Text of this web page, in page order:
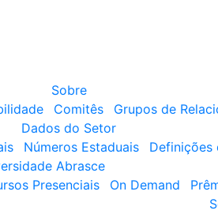
Sobre
Comitês Grupos de
Dados do Setor
Números Estaduais Definições
Abrasce
Presenciais On Demand